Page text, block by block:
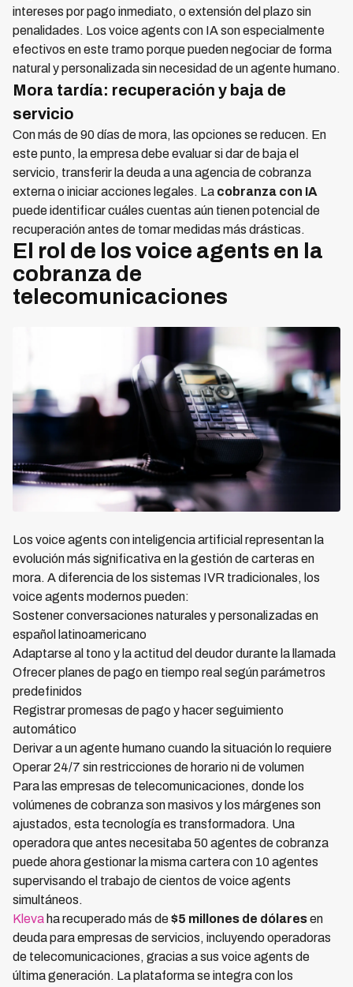
intereses por pago inmediato, o extensión del plazo sin
penalidades. Los voice agents con IA son especialmente
efectivos en este tramo porque pueden negociar de forma
natural y personalizada sin necesidad de un agente humano.
Mora tardía: recuperación y baja de
servicio
Con más de 90 días de mora, las opciones se reducen. En
este punto, la empresa debe evaluar si dar de baja el
servicio, transferir la deuda a una agencia de cobranza
externa o iniciar acciones legales. La cobranza con IA
puede identificar cuáles cuentas aún tienen potencial de
recuperación antes de tomar medidas más drásticas.
El rol de los voice agents en la
cobranza de
telecomunicaciones
Los voice agents con inteligencia artificial representan la
evolución más significativa en la gestión de carteras en
mora. A diferencia de los sistemas IVR tradicionales, los
voice agents modernos pueden:
Sostener conversaciones naturales y personalizadas en
español latinoamericano
Adaptarse al tono y la actitud del deudor durante la llamada
Ofrecer planes de pago en tiempo real según parámetros
predefinidos
Registrar promesas de pago y hacer seguimiento
automático
Derivar a un agente humano cuando la situación lo requiere
Operar 24/7 sin restricciones de horario ni de volumen
Para las empresas de telecomunicaciones, donde los
volúmenes de cobranza son masivos y los márgenes son
ajustados, esta tecnología es transformadora. Una
operadora que antes necesitaba 50 agentes de cobranza
puede ahora gestionar la misma cartera con 10 agentes
supervisando el trabajo de cientos de voice agents
simultáneos.
Kleva ha recuperado más de$5 millones de dólaresen
deuda para empresas de servicios, incluyendo operadoras
de telecomunicaciones, gracias a sus voice agents de
última generación. La plataforma se integra con los